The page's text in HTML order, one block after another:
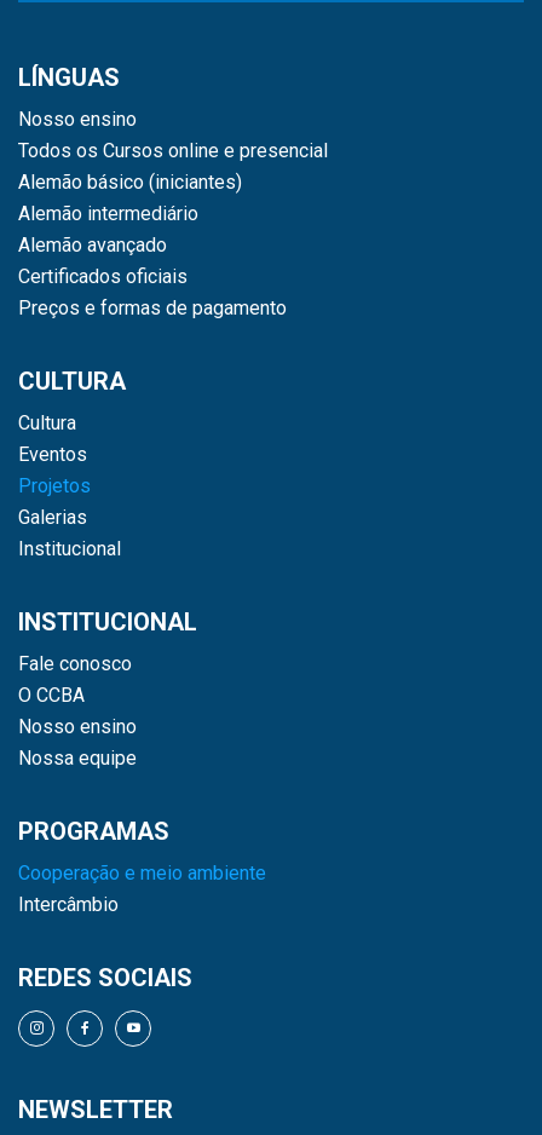
LÍNGUAS
Nosso ensino
Todos os Cursos online e presencial
Alemão básico (iniciantes)
Alemão intermediário
Alemão avançado
Certificados oficiais
Preços e formas de pagamento
CULTURA
Cultura
Eventos
Projetos
Galerias
Institucional
INSTITUCIONAL
Fale conosco
O CCBA
Nosso ensino
Nossa equipe
PROGRAMAS
Cooperação e meio ambiente
Intercâmbio
REDES SOCIAIS
NEWSLETTER